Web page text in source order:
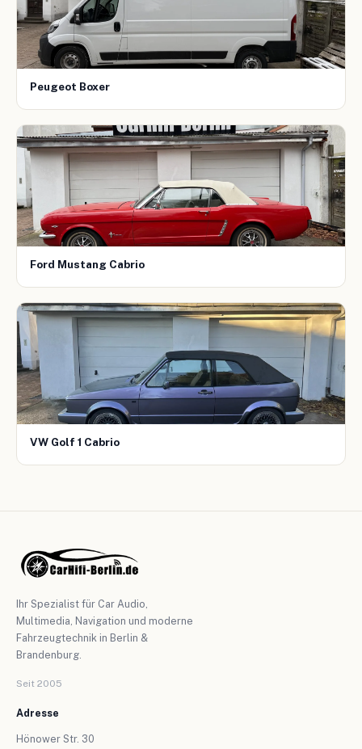
Peugeot Boxer
Ford Mustang Cabrio
VW Golf 1 Cabrio
Ihr Spezialist für Car Audio,
Multimedia, Navigation und moderne
Fahrzeugtechnik in Berlin &
Brandenburg.
Seit 2005
Adresse
Hönower Str. 30